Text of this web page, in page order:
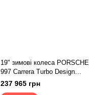
19" зимові колеса PORSCHE
997 Carrera Turbo Design
(997.362.156.05/997.362.162.02)
237 965 грн